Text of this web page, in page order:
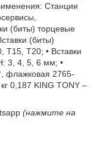
Станции
(биты) торцевые
(биты)
T15, T20; • Вставки
3, 4, 5, 6 мм; •
флажковая 2765-
0,187 KING TONY –
(нажмите на